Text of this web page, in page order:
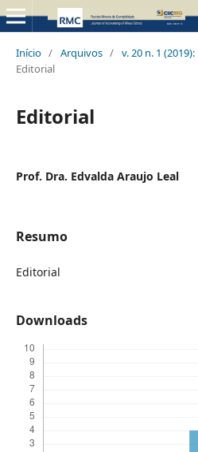
Início / Arquivos / v. 20 n. 1
Editorial
Editorial
Prof. Dra. Edvalda Araujo Leal
Resumo
Editorial
Downloads